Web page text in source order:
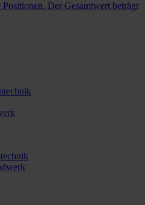
Der Gesamtwert beträgt